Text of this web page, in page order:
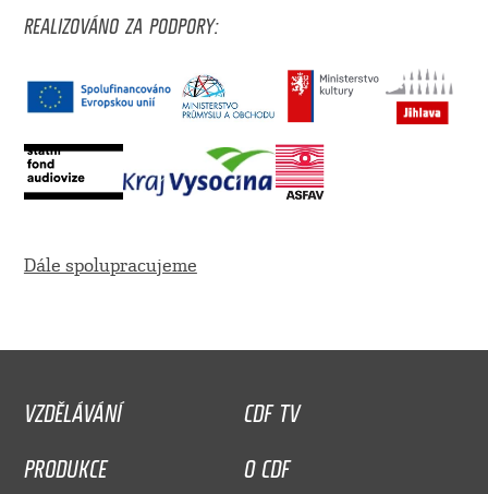
REALIZOVÁNO ZA PODPORY:
Dále spolupracujeme
VZDĚLÁVÁNÍ
CDF TV
PRODUKCE
O CDF